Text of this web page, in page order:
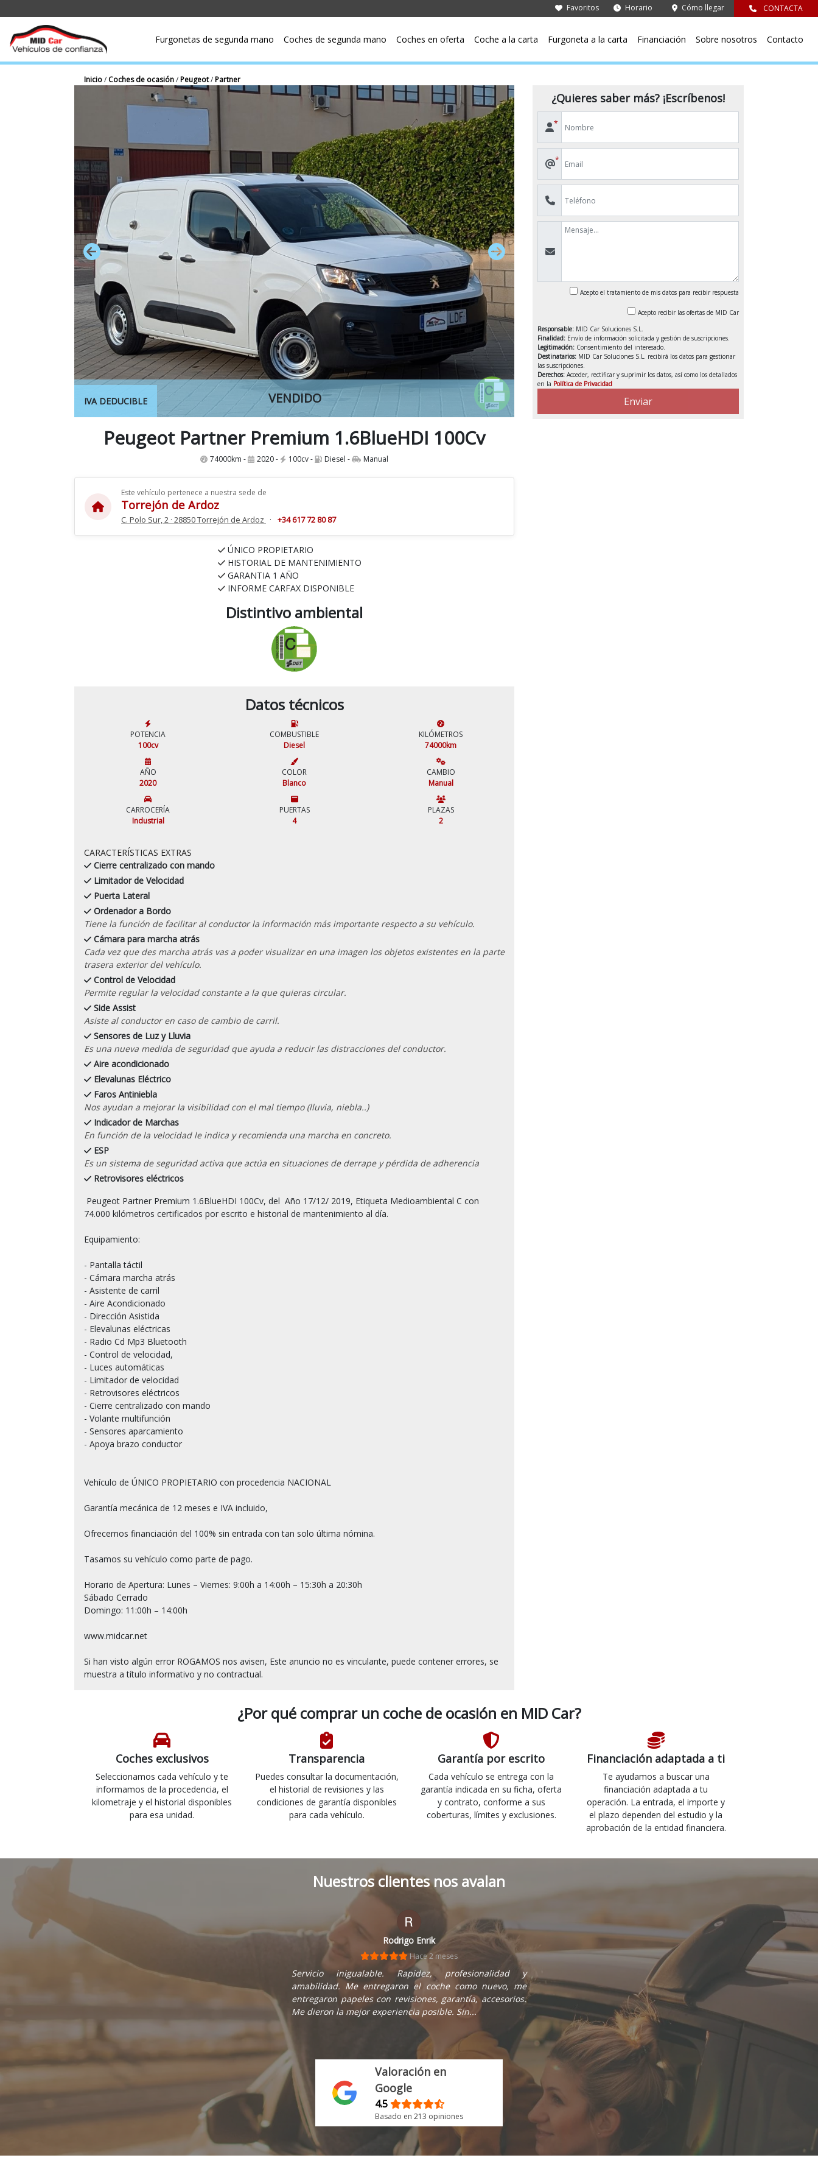
Favoritos Horario Cómo llegar CONTACTA
Furgonetas de segunda mano Coches de segunda mano Coches en oferta Coche a la carta Furgoneta a la carta Financiación Sobre nosotros Contacto
Inicio/ Coches de ocasión/Peugeot/Partner
VENDIDO
IVA DEDUCIBLE
Peugeot Partner Premium 1.6BlueHDI 100Cv
74000km - 2020 - 100cv - Diesel - Manual
Este vehículo pertenece a nuestra sede de
Torrejón de Ardoz
C. Polo Sur, 2 · 28850 Torrejón de Ardoz · +34 617 72 80 87
ÚNICO PROPIETARIO
HISTORIAL DE MANTENIMIENTO
GARANTIA 1 AÑO
INFORME CARFAX DISPONIBLE
Distintivo ambiental
Datos técnicos
POTENCIA
100cv
COMBUSTIBLE
Diesel
KILÓMETROS
74000km
AÑO
2020
COLOR
Blanco
CAMBIO
Manual
CARROCERÍA
Industrial
PUERTAS
4
PLAZAS
2
CARACTERÍSTICAS EXTRAS
Cierre centralizado con mando
Limitador de Velocidad
Puerta Lateral
Ordenador a Bordo
Tiene la función de facilitar al conductor la información más importante respecto a su vehículo.
Cámara para marcha atrás
Cada vez que des marcha atrás vas a poder visualizar en una imagen los objetos existentes en la parte
trasera exterior del vehículo.
Control de Velocidad
Permite regular la velocidad constante a la que quieras circular.
Side Assist
Asiste al conductor en caso de cambio de carril.
Sensores de Luz y Lluvia
Es una nueva medida de seguridad que ayuda a reducir las distracciones del conductor.
Aire acondicionado
Elevalunas Eléctrico
Faros Antiniebla
Nos ayudan a mejorar la visibilidad con el mal tiempo (lluvia, niebla..)
Indicador de Marchas
En función de la velocidad le indica y recomienda una marcha en concreto.
ESP
Es un sistema de seguridad activa que actúa en situaciones de derrape y pérdida de adherencia
Retrovisores eléctricos
74.000 kilómetros certificados por escrito e historial de mantenimiento al día.
Equipamiento:
- Pantalla táctil
- Cámara marcha atrás
- Asistente de carril
- Aire Acondicionado
- Dirección Asistida
- Elevalunas eléctricas
- Radio Cd Mp3 Bluetooth
- Control de velocidad,
- Luces automáticas
- Limitador de velocidad
- Retrovisores eléctricos
- Cierre centralizado con mando
- Volante multifunción
- Sensores aparcamiento
- Apoya brazo conductor
Vehículo de ÚNICO PROPIETARIO con procedencia NACIONAL
Garantía mecánica de 12 meses e IVA incluido,
Ofrecemos financiación del 100% sin entrada con tan solo última nómina.
Tasamos su vehículo como parte de pago.
Horario de Apertura: Lunes – Viernes: 9:00h a 14:00h – 15:30h a 20:30h
Sábado Cerrado
Domingo: 11:00h – 14:00h
www.midcar.net
Si han visto algún error ROGAMOS nos avisen, Este anuncio no es vinculante, puede contener errores, se
¿Quieres saber más? ¡Escríbenos!
*
*
Acepto el tratamiento de mis datos para recibir respuesta
Acepto recibir las ofertas de MID Car
Responsable: MID Car Soluciones S.L.
Finalidad: Envío de información solicitada y gestión de suscripciones.
Legitimación: Consentimiento del interesado.
Destinatarios: MID Car Soluciones S.L. recibirá los datos para gestionar
las suscripciones.
Derechos:Acceder, rectificar y suprimir los datos, así como los detallados
en la Política de Privacidad
Enviar
¿Por qué comprar un coche de ocasión en MID Car?
Coches exclusivos
Seleccionamos cada vehículo y te
informamos de la procedencia, el
kilometraje y el historial disponibles
para esa unidad.
Transparencia
Puedes consultar la documentación,
el historial de revisiones y las
condiciones de garantía disponibles
para cada vehículo.
Garantía por escrito
Cada vehículo se entrega con la
garantía indicada en su ficha, oferta
y contrato, conforme a sus
coberturas, límites y exclusiones.
Financiación adaptada a ti
Te ayudamos a buscar una
financiación adaptada a tu
operación. La entrada, el importe y
el plazo dependen del estudio y la
aprobación de la entidad financiera.
Nuestros clientes nos avalan
hector colmenares
Hace 1 mes
Compré una Ford Transit en este concesionario y la
experiencia fue muy positiva. Todo el personal fue muy
amable, profesional y atento en todo momento. Además,
la gestión de la compra fue muy rápida y...
Valoración en
Google
4.5
Basado en 213 opiniones